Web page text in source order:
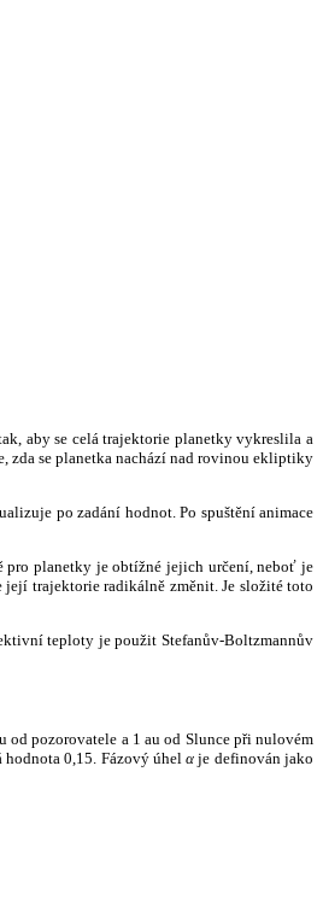
aby se celá trajektorie planetky vykreslila a
zda se planetka nachází nad rovinou ekliptiky
po zadání hodnot. Po spuštění animace
pro planetky je obtížné jejich určení, neboť je
její trajektorie radikálně změnit. Je složité toto
teploty je použit Stefanův-Boltzmannův
pozorovatele a 1 au od Slunce při nulovém
hodnota 0,15. Fázový úhelα je definován jako